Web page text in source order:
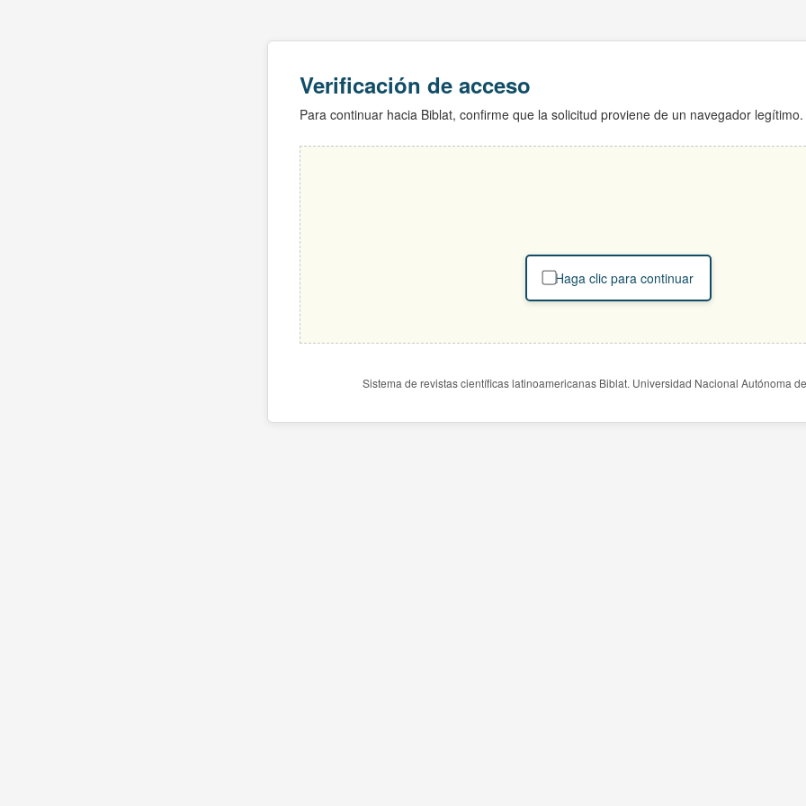
Verificación de acceso
Para continuar hacia Biblat, confirme que la solicitud proviene de un navegador legítimo.
Haga clic para continuar
Sistema de revistas científicas latinoamericanas Biblat. Universidad Nacional Autónoma